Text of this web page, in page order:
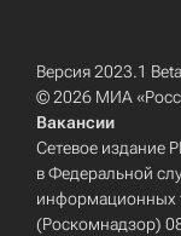
Версия 2023.1 Beta
© 2026 МИА
Вакансии
Сетевое издание
в Федеральной
информационных
(Роскомнадзор)